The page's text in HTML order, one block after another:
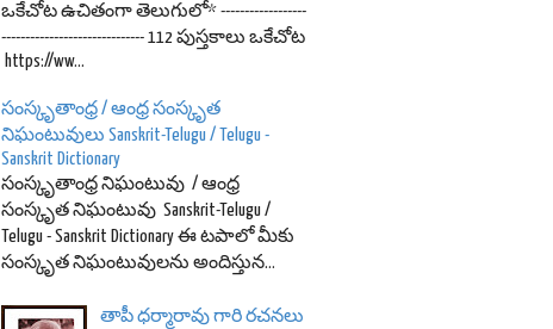
ఒకేచోట ఉచితంగా తెలుగులో* ------------------
------------------------------ 112 పుస్తకాలు ఒకేచోట
https://ww...
సంస్కృతాంధ్ర / ఆంధ్ర సంస్కృత
నిఘంటువులు Sanskrit-Telugu / Telugu -
Sanskrit Dictionary
సంస్కృతాంధ్ర నిఘంటువు / ఆంధ్ర
సంస్కృత నిఘంటువు Sanskrit-Telugu /
Telugu - Sanskrit Dictionary ఈ టపాలో మీకు
సంస్కృత నిఘంటువులను అందిస్తున...
తాపీ ధర్మారావు గారి రచనలు